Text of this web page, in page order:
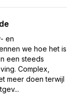
en
we hoe het is
een steeds
Complex,
meer doen terwijl